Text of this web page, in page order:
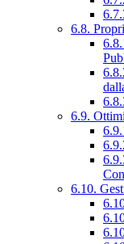
6.8.
6.9.
6.10.